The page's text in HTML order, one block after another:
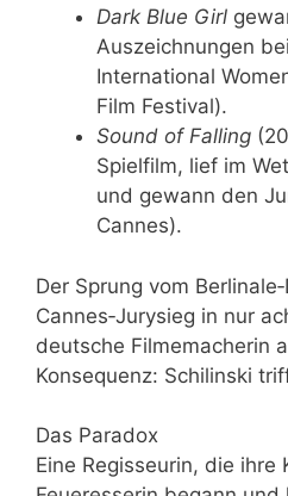
Dark Blue Girl
Auszeichnungen
International
Film Festival).
Sound of Falling
Spielfilm, lief im
und gewann den
Cannes).
Der Sprung vom
Cannes‑Jurysieg in nur
deutsche Filmemacherin
Konsequenz: Schilinski
Das Paradox
Eine Regisseurin, die ihre